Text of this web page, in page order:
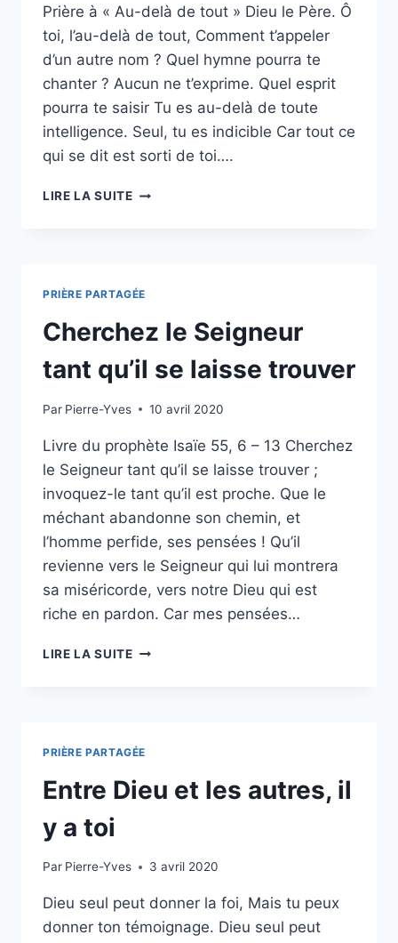
Prière à « Au-delà de tout » Dieu le Père. Ô
toi, l’au-delà de tout, Comment t’appeler
d’un autre nom ? Quel hymne pourra te
chanter ? Aucun ne t’exprime. Quel esprit
pourra te saisir Tu es au-delà de toute
intelligence. Seul, tu es indicible Car tout ce
qui se dit est sorti de toi….
LIRE LA SUITEPRIÈRE
NAZIANZE
PRIÈRE PARTAGÉE
Cherchez le Seigneur
tant qu’il se laisse trouver
Par Pierre-Yves 10 avril 2020
Livre du prophète Isaïe 55, 6 – 13 Cherchez
le Seigneur tant qu’il se laisse trouver ;
invoquez-le tant qu’il est proche. Que le
méchant abandonne son chemin, et
l’homme perfide, ses pensées ! Qu’il
revienne vers le Seigneur qui lui montrera
sa miséricorde, vers notre Dieu qui est
riche en pardon. Car mes pensées…
LIRE LA SUITECHERCHEZ
SE
TROUVER
PRIÈRE PARTAGÉE
Entre Dieu et les autres, il
y a toi
Par Pierre-Yves 3 avril 2020
Dieu seul peut donner la foi, Mais tu peux
donner ton témoignage. Dieu seul peut